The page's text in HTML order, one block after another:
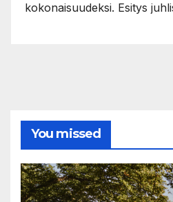
kokonaisuudeksi. Esitys
You missed